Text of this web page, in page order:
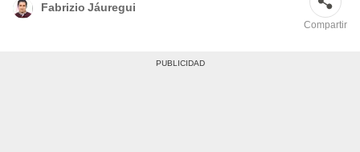
Fabrizio Jáuregui
Compartir